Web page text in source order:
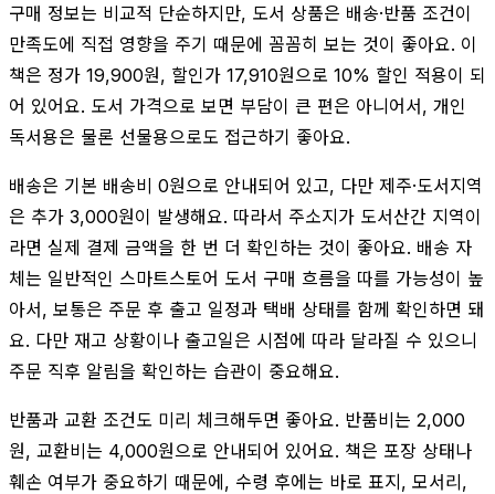
구매 정보는 비교적 단순하지만, 도서 상품은 배송·반품 조건이
만족도에 직접 영향을 주기 때문에 꼼꼼히 보는 것이 좋아요. 이
책은 정가 19,900원, 할인가 17,910원으로 10% 할인 적용이 되
어 있어요. 도서 가격으로 보면 부담이 큰 편은 아니어서, 개인
독서용은 물론 선물용으로도 접근하기 좋아요.
배송은 기본 배송비 0원으로 안내되어 있고, 다만 제주·도서지역
은 추가 3,000원이 발생해요. 따라서 주소지가 도서산간 지역이
라면 실제 결제 금액을 한 번 더 확인하는 것이 좋아요. 배송 자
체는 일반적인 스마트스토어 도서 구매 흐름을 따를 가능성이 높
아서, 보통은 주문 후 출고 일정과 택배 상태를 함께 확인하면 돼
요. 다만 재고 상황이나 출고일은 시점에 따라 달라질 수 있으니
주문 직후 알림을 확인하는 습관이 중요해요.
반품과 교환 조건도 미리 체크해두면 좋아요. 반품비는 2,000
원, 교환비는 4,000원으로 안내되어 있어요. 책은 포장 상태나
훼손 여부가 중요하기 때문에, 수령 후에는 바로 표지, 모서리,